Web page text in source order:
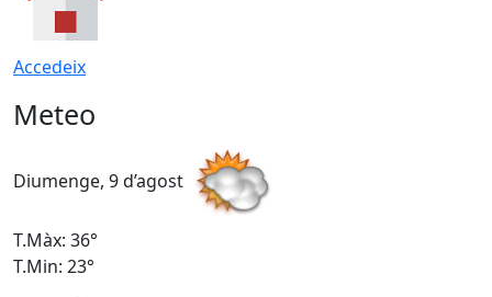
Accedeix
Meteo
Diumenge, 9 d’agost
T.Màx: 36°
T.Min: 23°